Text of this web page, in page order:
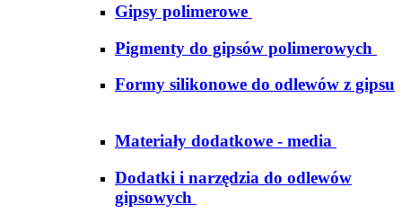
Gipsy polimerowe
Pigmenty do gipsów polimerowych
Formy silikonowe do odlewów z gipsu
Materiały dodatkowe - media
Dodatki i narzędzia do odlewów
gipsowych